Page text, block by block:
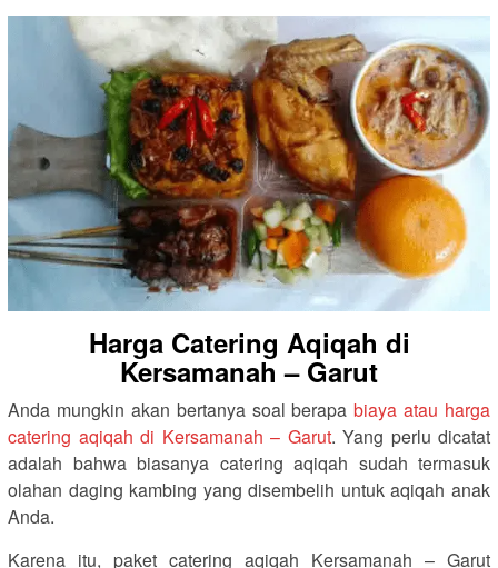
Harga Catering Aqiqah di
Kersamanah – Garut
Anda mungkin akan bertanya soal berapabiaya atau harga
catering aqiqah di Kersamanah – Garut. Yang perlu dicatat
adalah bahwa biasanya catering aqiqah sudah termasuk
olahan daging kambing yang disembelih untuk aqiqah anak
Anda.
Karena itu, paket catering aqiqah Kersamanah – Garut